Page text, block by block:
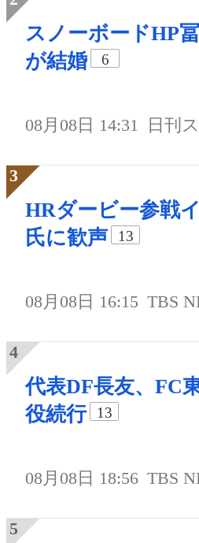
スノーボードHP
が結婚
6
08月08日 14:31 日刊
HRダービー参戦
氏に歓声
13
08月08日 16:15 TBS
代表DF長友、FC
役続行
13
08月08日 18:56 TBS